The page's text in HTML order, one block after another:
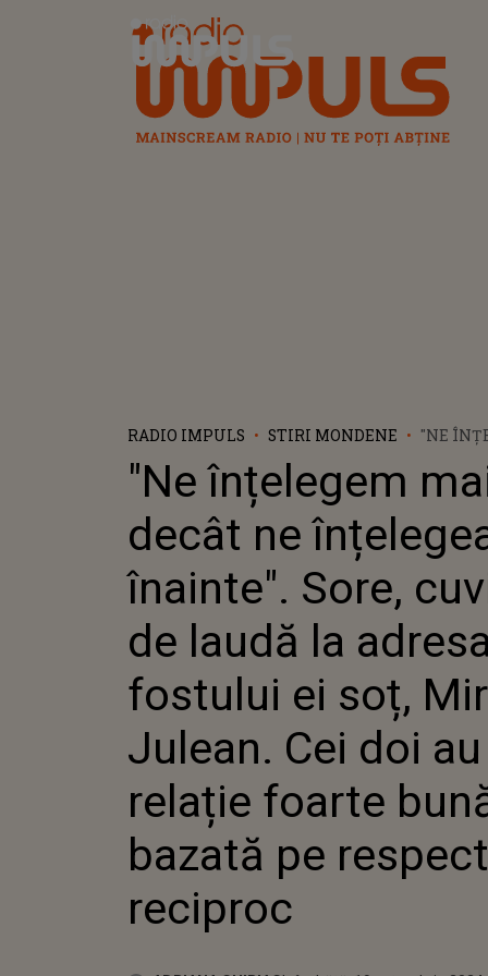
Radio Impuls
RADIO IMPULS STIRI MONDENE
"NE
SORE,
LAUDĂ
DOI AU
FOARTE
PE
"Ne înțelegem
decât ne
înainte". Sore,
de laudă la
fostului ei soț,
Julean. Cei doi
relație foarte
bazată pe respect
reciproc